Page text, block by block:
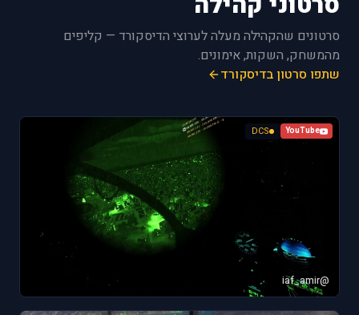
סרטונים שהקהילה מעלה לערוצי הדיסקורד — קליפים
מהמשחק, השקות, אימונים.
שתפו סרטון בדיסקורד
YouTube
DCS
@iaf_amir